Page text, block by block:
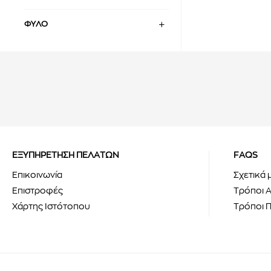
ΦΎΛΟ
ΕΞΥΠΗΡΕΤΗΣΗ ΠΕΛΑΤΩΝ
Επικοινωνία
Επιστροφές
Χάρτης Ιστότοπου
FAQS
Σχετικά
Τρόποι
Τρόποι